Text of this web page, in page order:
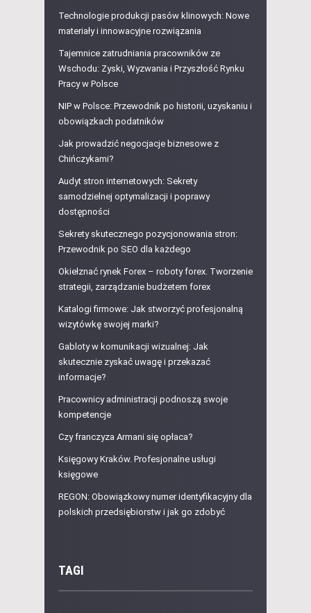
Technologie produkcji pasów klinowych: Nowe
materiały i innowacyjne rozwiązania
Tajemnice zatrudniania pracowników ze
Wschodu: Zyski, Wyzwania i Przyszłość Rynku
Pracy w Polsce
NIP w Polsce: Przewodnik po historii, uzyskaniu i
obowiązkach podatników
Jak prowadzić negocjacje biznesowe z
Chińczykami?
Audyt stron internetowych: Sekrety
samodzielnej optymalizacji i poprawy
dostępności
Sekrety skutecznego pozycjonowania stron:
Przewodnik po SEO dla każdego
Okiełznać rynek Forex – roboty forex. Tworzenie
strategii, zarządzanie budżetem forex
Katalogi firmowe: Jak stworzyć profesjonalną
wizytówkę swojej marki?
Gabloty w komunikacji wizualnej: Jak
skutecznie zyskać uwagę i przekazać
informacje?
Pracownicy administracji podnoszą swoje
kompetencje
Czy franczyza Armani się opłaca?
Księgowy Kraków. Profesjonalne usługi
księgowe
REGON: Obowiązkowy numer identyfikacyjny dla
polskich przedsiębiorstw i jak go zdobyć
TAGI